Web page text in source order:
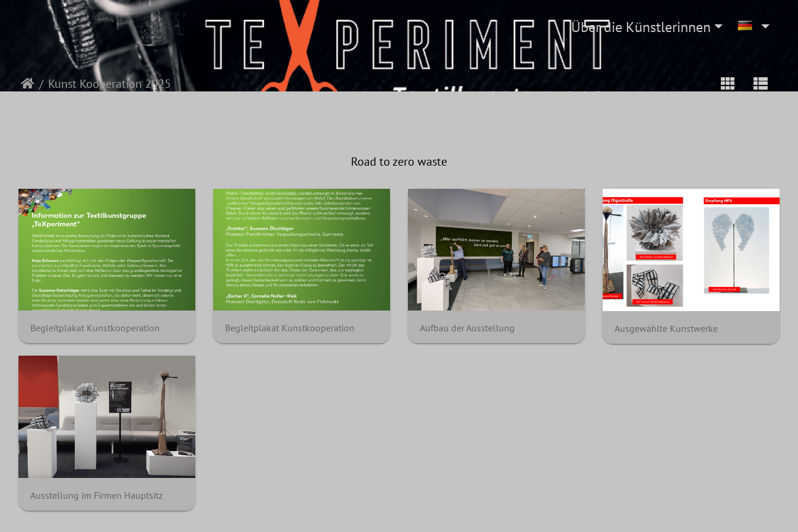
Über die Künstlerinnen
Kunst Kooperation 2025
Road to zero waste
Begleitplakat Kunstkooperation Begleitplakat Kunstkooperation Aufbau der Ausstellung Ausgewählte Kunstwerke
Ausstellung im Firmen Hauptsitz